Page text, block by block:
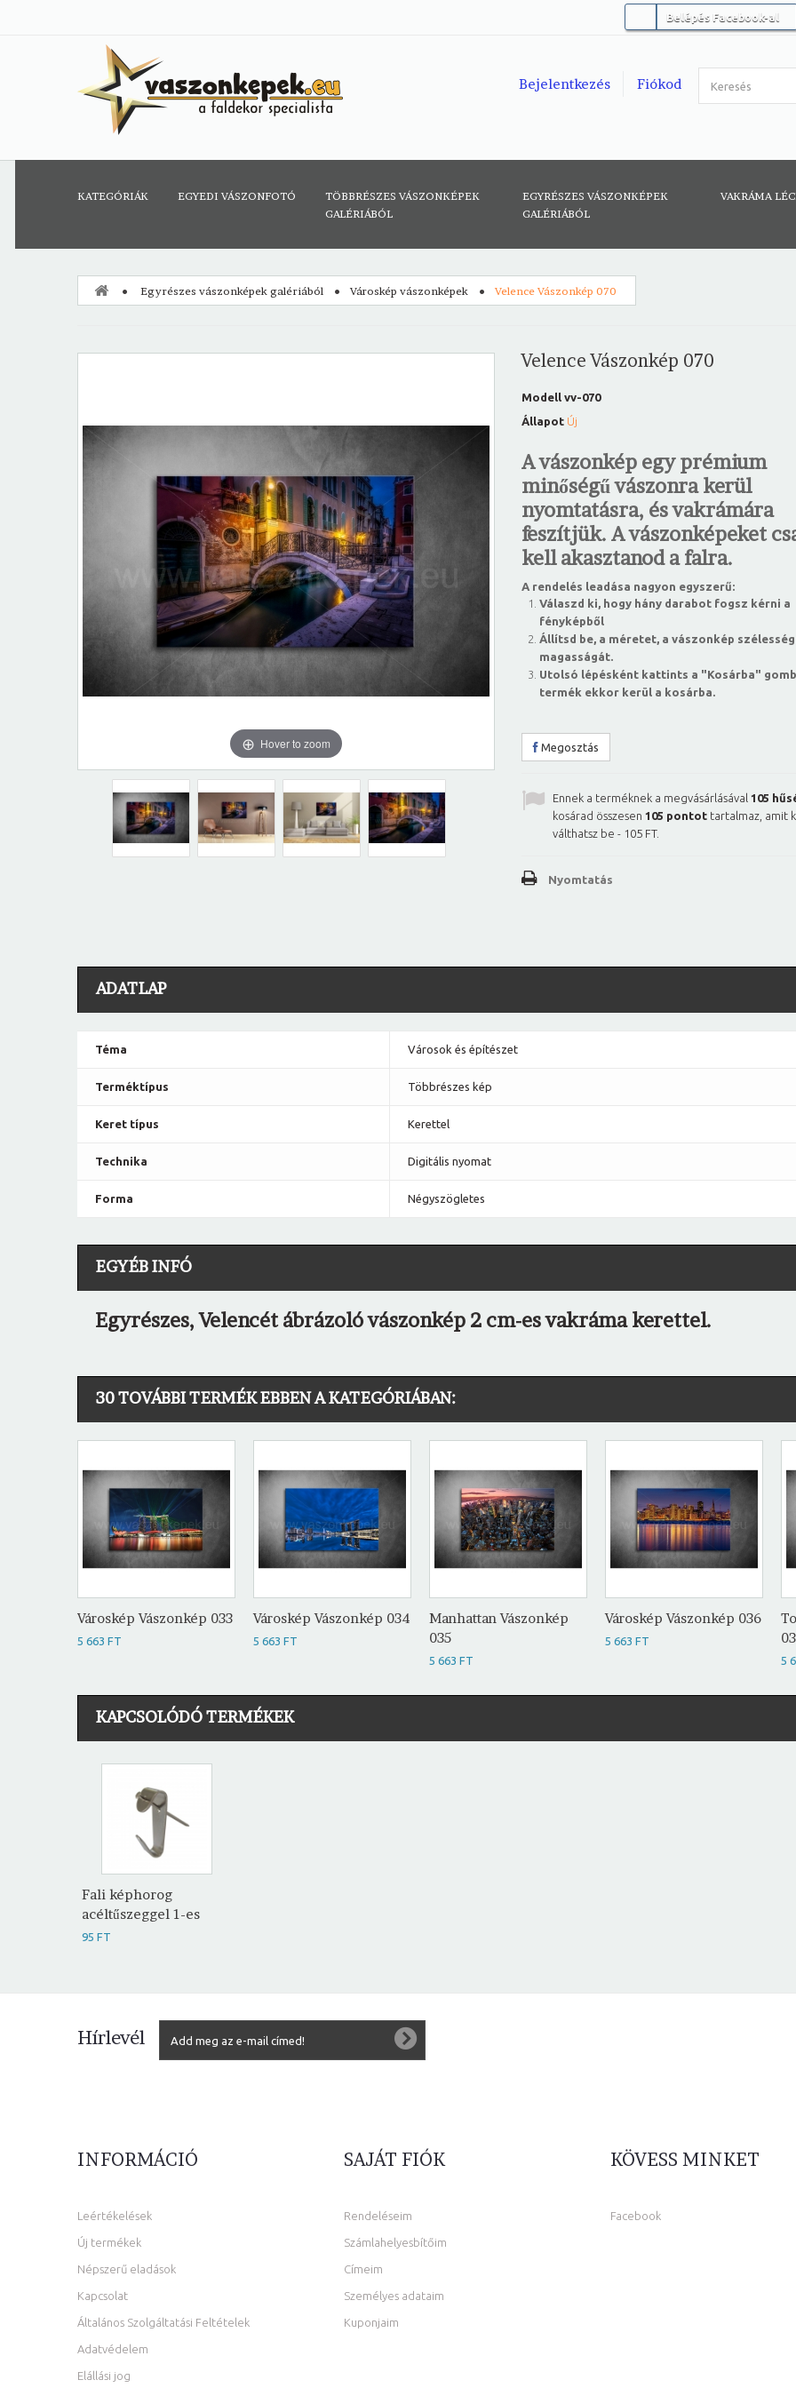
Belépés Facebook-al
Fiókod
Bejelentkezés
KATEGÓRIÁK EGYEDI VÁSZONFOTÓ
TÖBBRÉSZES VÁSZONKÉPEK
GALÉRIÁBÓL
EGYRÉSZES VÁSZONKÉPEK
GALÉRIÁBÓL
VAKRÁMA
Egyrészes vászonképek galériából Városkép vászonképek Velence Vászonkép 070
Hover to zoom
Velence Vászonkép 070
Modell vv-070
Állapot Új
A vászonkép egy prémium
minőségű vászonra kerül
nyomtatásra, és vakrámára
feszítjük. A vászonképeket
kell akasztanod a falra.
A rendelés leadása nagyon egyszerű:
Válaszd ki, hogy hány darabot fogsz kérni a
fényképből
Állítsd be, a méretet, a vászonkép
magasságát.
Utolsó lépésként kattints a "Kosárba"
termék ekkor kerül a kosárba.
Megosztás
Ennek a terméknek a megvásárlásával 105
kosárad összesen 105 pontot tartalmaz, amit
válthatsz be - 105 FT.
Nyomtatás
ADATLAP
Téma Városok és építészet
Terméktípus Többrészes kép
Keret típus Kerettel
Technika Digitális nyomat
Forma Négyszögletes
EGYÉB INFÓ
Egyrészes, Velencét ábrázoló vászonkép 2 cm-es vakráma kerettel.
30 TOVÁBBI TERMÉK EBBEN A KATEGÓRIÁBAN:
Városkép Vászonkép 033
5 663 FT
Városkép Vászonkép 034
5 663 FT
Manhattan Vászonkép
035
5 663 FT
Városkép Vászonkép 036
5 663 FT
5
KAPCSOLÓDÓ TERMÉKEK
Fali képhorog
acéltűszeggel 1-es
95 FT
Hírlevél
INFORMÁCIÓ
Leértékelések
Új termékek
Népszerű eladások
Kapcsolat
Általános Szolgáltatási Feltételek
Adatvédelem
Elállási jog
SAJÁT FIÓK
Rendeléseim
Számlahelyesbítőim
Címeim
Személyes adataim
Kuponjaim
KÖVESS MINKET
Facebook